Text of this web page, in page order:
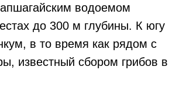
водоемом
до 300 м глубины. К югу
в то время как рядом с
известный сбором грибов в